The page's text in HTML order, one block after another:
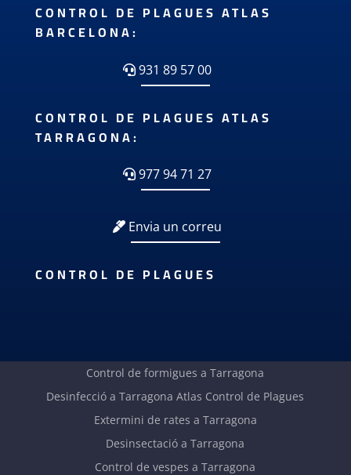
CONTROL DE PLAGUES ATLAS
BARCELONA:
931 89 57 00
CONTROL DE PLAGUES ATLAS
TARRAGONA:
977 94 71 27
Envia un correu
CONTROL DE PLAGUES
Control de formigues a Tarragona
Desinfecció a Tarragona Atlas Control de Plagues
Extermini de rates a Tarragona
Desinsectació a Tarragona
Control de vespes a Tarragona